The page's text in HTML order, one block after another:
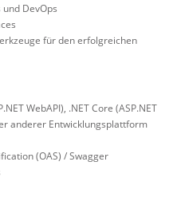
DevOps
für den erfolgreichen
WebAPI), .NET Core (ASP.NET
anderer Entwicklungsplattform
(OAS) / Swagger